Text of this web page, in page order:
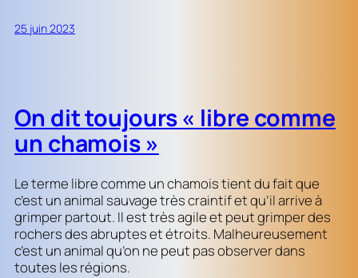
25 juin 2023
On dit toujours « libre comme
un chamois »
Le terme libre comme un chamois tient du fait que
c’est un animal sauvage très craintif et qu’il arrive à
grimper partout. Il est très agile et peut grimper des
rochers des abruptes et étroits. Malheureusement
c’est un animal qu’on ne peut pas observer dans
toutes les régions.